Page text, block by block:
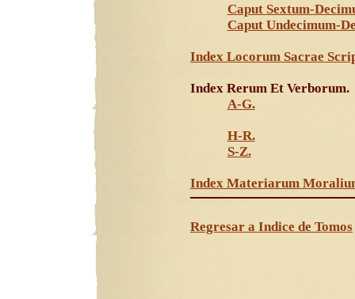
Caput Sextum-
Caput Undecimum-
Index Locorum Sacrae
Index Rerum Et Verborum.
A-G.
H-R.
S-Z.
Index Materiarum
Regresar a Indice de Tomos